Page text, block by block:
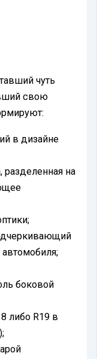
чуть
свою
в дизайне
разделенная на
боковой
либо R19 в